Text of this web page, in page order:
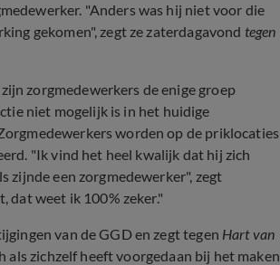
"Anders was hij niet voor die
gekomen", zegt ze zaterdagavond tegen
zorgmedewerkers de enige groep
niet mogelijk is in het huidige
worden op de priklocaties
"Ik vind het heel kwalijk dat hij zich
zijnde een zorgmedewerker", zegt
dat weet ik 100% zeker."
van de GGD en zegt tegen Hart van
als zichzelf heeft voorgedaan bij het maken